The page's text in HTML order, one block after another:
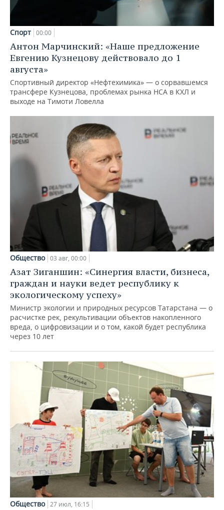
Спорт 00:00
Антон Марчинский: «Наше предложение
Евгению Кузнецову действовало до 1
августа»
Спортивный директор «Нефтехимика» — о сорвавшемся
трансфере Кузнецова, проблемах рынка НСА в КХЛ и
выходе на Тимоти Ловелла
Общество 03 авг, 00:00
Азат Зиганшин: «Синергия власти, бизнеса,
граждан и науки ведет республику к
экологическому успеху»
Министр экологии и природных ресурсов Татарстана — о
расчистке рек, рекультивации объектов накопленного
вреда, о цифровизации и о том, какой будет республика
через 10 лет
Общество 27 июл, 16:15